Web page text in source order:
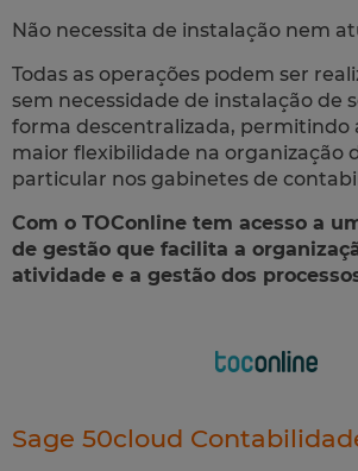
Não necessita de instalação nem
Todas as operações podem ser
sem necessidade de instalação de
forma descentralizada, permitindo
maior flexibilidade na organização
particular nos gabinetes de
Com o TOConline tem acesso a
de gestão que facilita a
atividade e a gestão dos
Sage 50cloud